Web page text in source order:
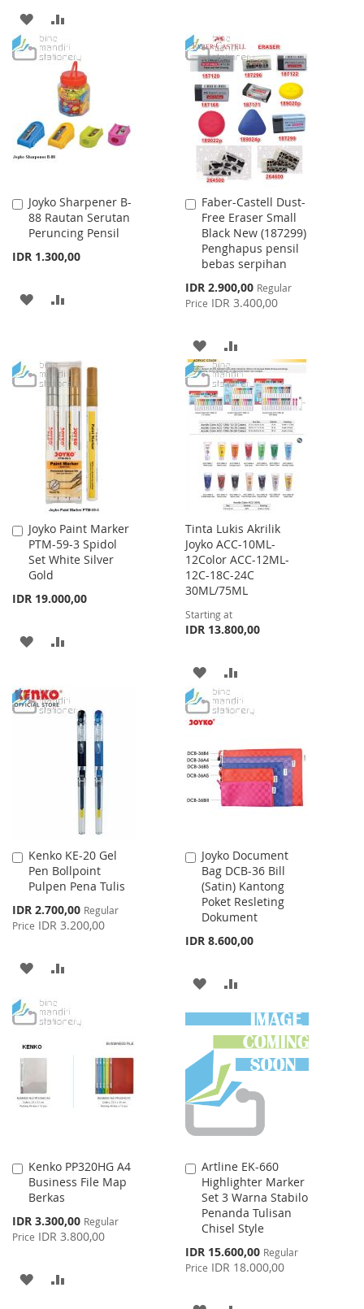
ADD
TO
WISH
LIST
TO
COMPARE
WISH
LIST
COMPARE
Joyko Sharpener B-
88 Rautan Serutan
Peruncing Pensil
IDR 1.300,00
Add
to
Cart
ADD
LIST
Faber-Castell Dust-
Free Eraser Small
Black New (187299)
Penghapus pensil
bebas serpihan
Special
Price
IDR 2.900,00 Regular
Price IDR 3.400,00
Add
to
Cart
ADD
TO
WISH
LIST
TO
COMPARE
Joyko Paint Marker
PTM-59-3 Spidol
Set White Silver
Gold
IDR 19.000,00
Add
to
Cart
ADD
WISHCOMPARE
Tinta Lukis Akrilik
Joyko ACC-10ML-
12Color ACC-12ML-
12C-18C-24C
30ML/75ML
Starting at
IDR 13.800,00
ADD
TO
WISH
LIST
TO
Kenko KE-20 Gel
Pen Bollpoint
Pulpen Pena Tulis
Special
Price
IDR 2.700,00 Regular
Price IDR 3.200,00
Add
to
Cart
ADD
WISH
LIST
COMPARE
Joyko Document
Bag DCB-36 Bill
(Satin) Kantong
Poket Resleting
Dokument
IDR 8.600,00
Add
to
Cart
ADD
TO
WISH
LIST
TO
COMPARE
Kenko PP320HG A4
Business File Map
Berkas
Special
Price
IDR 3.300,00 Regular
Price IDR 3.800,00
Add
to
Cart
ADD
Artline EK-660
Highlighter Marker
Set 3 Warna Stabilo
Penanda Tulisan
Chisel Style
Special
Price
IDR 15.600,00 Regular
Price IDR 18.000,00
Add
to
Cart